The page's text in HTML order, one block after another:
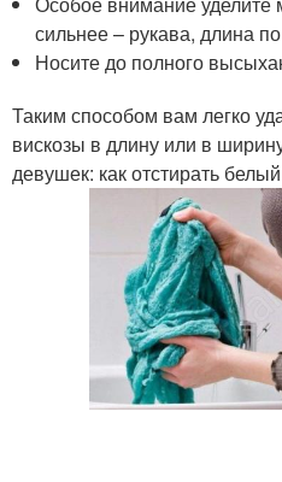
сильнее – рукава, длина
Носите до полного
Таким способом вам легко
вискозы в длину или в
девушек: как отстирать